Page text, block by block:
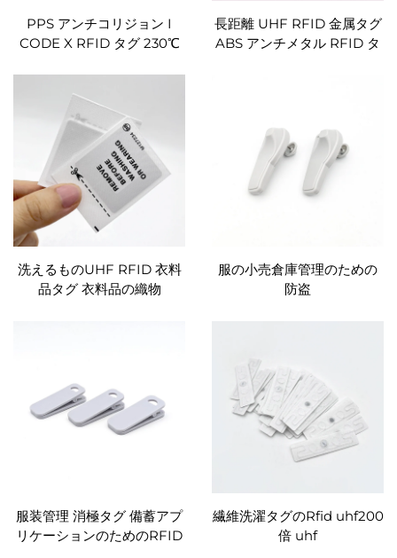
PPS アンチコリジョン I
CODE X RFID タグ 230℃
長距離 UHF RFID 金属タグ
ABS アンチメタル RFID タ
洗えるものUHF RFID 衣料
品タグ 衣料品の織物
服の小売倉庫管理のための
防盗
服装管理 消極タグ 備蓄アプ
リケーションのためのRFID
繊維洗濯タグのRfid uhf200
倍 uhf